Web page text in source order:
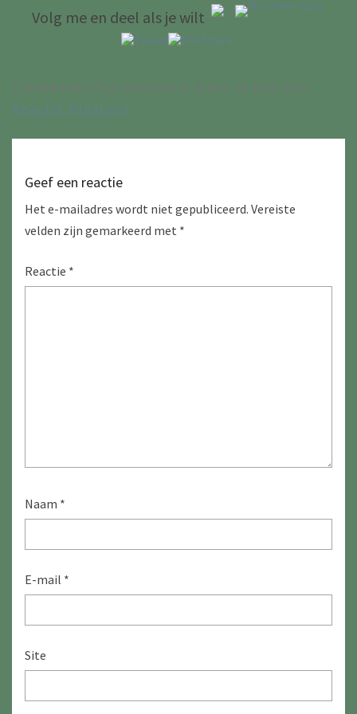
Volg me en deel als je wilt
Reactie Plaatsen
Geef een reactie
Het e-mailadres wordt niet gepubliceerd. Vereiste
velden zijn gemarkeerd met *
Reactie *
Naam *
E-mail *
Site